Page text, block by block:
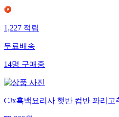
1,227적립
무료배송
14명구매중
CJx흑백요리사 햇반 컵반 꽈리고